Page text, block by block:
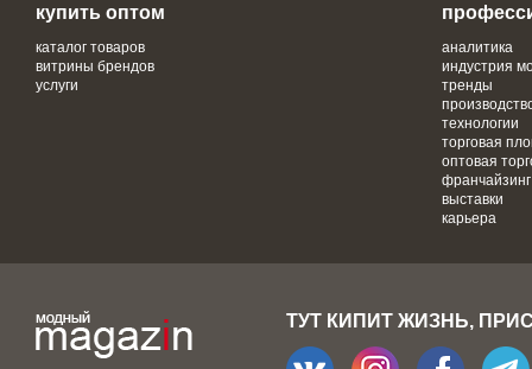
купить оптом
каталог товаров
витрины брендов
услуги
аналитика
индустрия
тренды
технологии
торговая
оптовая
франчайзинг
выставки
карьера
ТУТ КИПИТ ЖИЗНЬ,